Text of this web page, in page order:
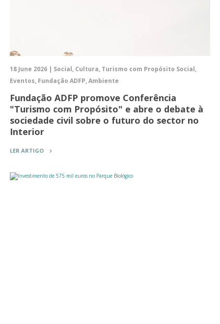
18 June 2026 | Social, Cultura, Turismo com Propósito Social,
Eventos, Fundação ADFP, Ambiente
Fundação ADFP promove Conferência
"Turismo com Propósito" e abre o debate à
sociedade civil sobre o futuro do sector no
Interior
LER ARTIGO